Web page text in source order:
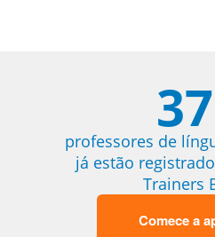
professores de
já estão
Trainers
Comece a